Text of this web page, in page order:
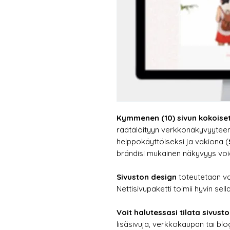
Kymmenen (10) sivun
räätälöityyn
helppokäyttöiseksi ja vakiona (
brändisi mukainen näkyvyys
Sivuston design toteutetaan
Nettisivupaketti toimii hyvin
Voit halutessasi tilata
lisäsivuja, verkkokaupan tai